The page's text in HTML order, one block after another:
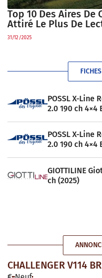
Top 10 Des Aires De
Attiré Le Plus De
31/12/2025
POSSL X-Line
2.0 190 ch 4×4
POSSL X-Line
2.0 190 ch 4×4
GIOTTILINE
ch (2025)
CHALLENGER V114